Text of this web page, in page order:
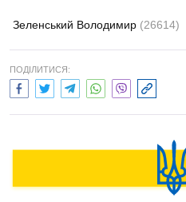
Зеленський Володимир (26614)
ПОДІЛИТИСЯ: